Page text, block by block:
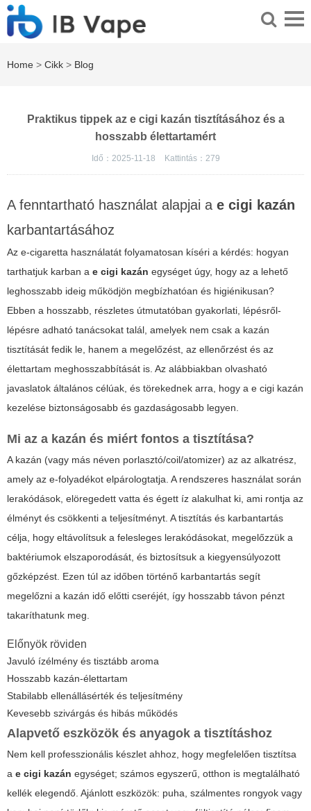
Home > Cikk > Blog
Praktikus tippek az e cigi kazán tisztításához és a
hosszabb élettartamért
Idő：2025-11-18 Kattintás： 279
A fenntartható használat alapjai a e cigi kazán
karbantartásához
Az e-cigaretta használatát folyamatosan kíséri a kérdés: hogyan
tarthatjuk karban a e cigi kazán egységet úgy, hogy az a lehető
leghosszabb ideig működjön megbízhatóan és higiénikusan?
Ebben a hosszabb, részletes útmutatóban gyakorlati, lépésről-
lépésre adható tanácsokat talál, amelyek nem csak a kazán
tisztítását fedik le, hanem a megelőzést, az ellenőrzést és az
élettartam meghosszabbítását is. Az alábbiakban olvasható
javaslatok általános célúak, és törekednek arra, hogy a e cigi kazán
kezelése biztonságosabb és gazdaságosabb legyen.
Mi az a kazán és miért fontos a tisztítása?
A kazán (vagy más néven porlasztó/coil/atomizer) az az alkatrész,
amely az e-folyadékot elpárologtatja. A rendszeres használat során
lerakódások, elöregedett vatta és égett íz alakulhat ki, ami rontja az
élményt és csökkenti a teljesítményt. A tisztítás és karbantartás
célja, hogy eltávolítsuk a felesleges lerakódásokat, megelőzzük a
baktériumok elszaporodását, és biztosítsuk a kiegyensúlyozott
gőzképzést. Ezen túl az időben történő karbantartás segít
megelőzni a kazán idő előtti cseréjét, így hosszabb távon pénzt
takaríthatunk meg.
Előnyök röviden
Javuló ízélmény és tisztább aroma
Hosszabb kazán-élettartam
Stabilabb ellenállásérték és teljesítmény
Kevesebb szivárgás és hibás működés
Alapvető eszközök és anyagok a tisztításhoz
Nem kell professzionális készlet ahhoz, hogy megfelelően tisztítsa
a e cigi kazán egységet; számos egyszerű, otthon is megtalálható
kellék elegendő. Ajánlott eszközök: puha, szálmentes rongyok vagy